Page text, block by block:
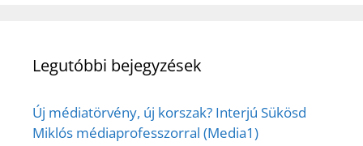
Legutóbbi bejegyzések
Új médiatörvény, új korszak? Interjú Sükösd
Miklós médiaprofesszorral (Media1)